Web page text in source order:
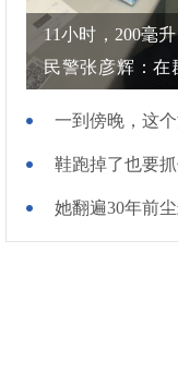
11小时，200毫
民警张彦辉：在
一到傍晚，这